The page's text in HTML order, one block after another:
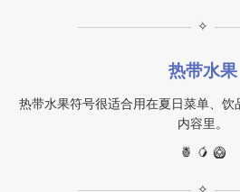
✧
热带水果
热带水果符号很适合用在夏日菜单、
内容里。
🍍 🥭 🥝
✧